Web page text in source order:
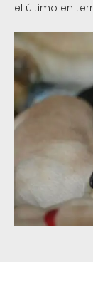
el último en